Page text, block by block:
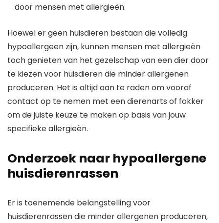
door mensen met allergieën.
Hoewel er geen huisdieren bestaan die volledig
hypoallergeen zijn, kunnen mensen met allergieën
toch genieten van het gezelschap van een dier door
te kiezen voor huisdieren die minder allergenen
produceren. Het is altijd aan te raden om vooraf
contact op te nemen met een dierenarts of fokker
om de juiste keuze te maken op basis van jouw
specifieke allergieën.
Onderzoek naar hypoallergene
huisdierenrassen
Er is toenemende belangstelling voor
huisdierenrassen die minder allergenen produceren,